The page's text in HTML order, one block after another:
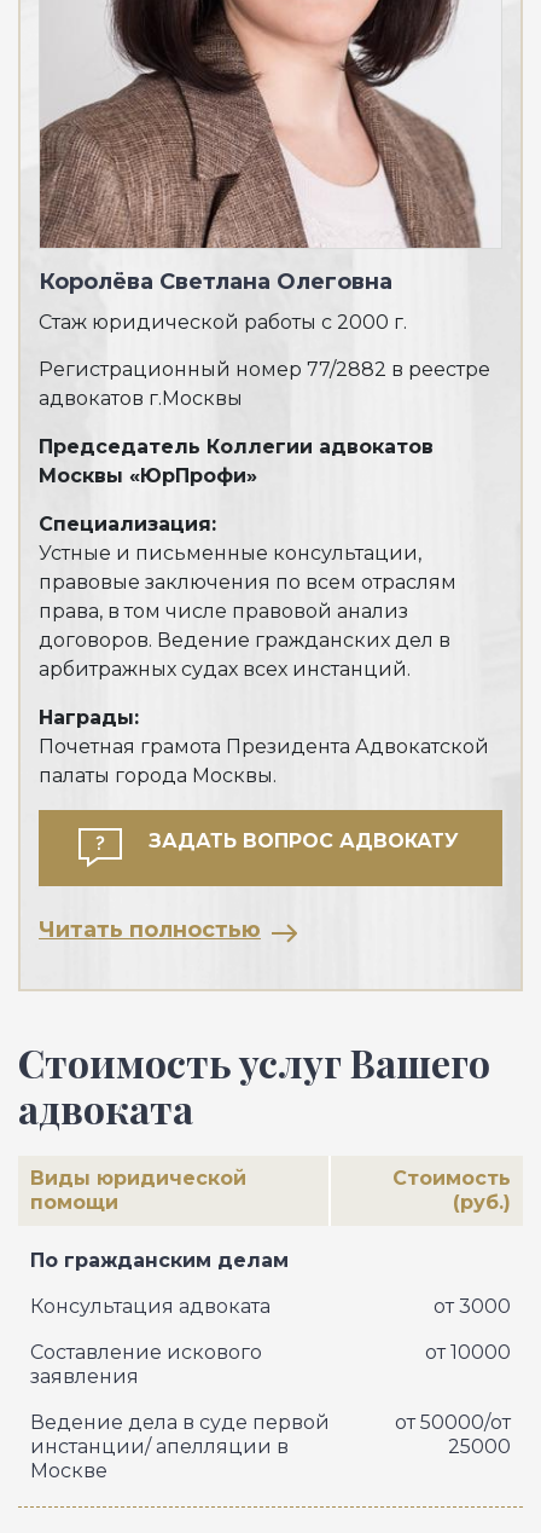
Королёва Светлана Олеговна
Стаж юридической работы с 2000 г.
Регистрационный номер 77/2882 в реестре
адвокатов г.Москвы
Председатель Коллегии адвокатов
Москвы «ЮрПрофи»
Специализация:
Устные и письменные консультации,
правовые заключения по всем отраслям
права, в том числе правовой анализ
договоров. Ведение гражданских дел в
арбитражных судах всех инстанций.
Награды:
Почетная грамота Президента Адвокатской
палаты города Москвы.
ЗАДАТЬ ВОПРОС АДВОКАТУ
Читать полностью
Стоимость услуг Вашего
адвоката
Виды юридической
помощи
Стоимость
(руб.)
По гражданским делам
Консультация адвоката
от 3000
Составление искового
заявления
от 10000
Ведение дела в суде первой
инстанции/ апелляции в
Москве
от 50000/от
25000